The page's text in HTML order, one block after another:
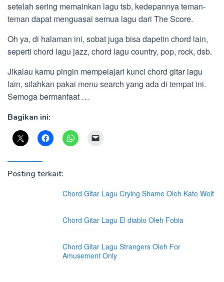
setelah sering memainkan lagu tsb, kedepannya teman-
teman dapat menguasai semua lagu dari The Score.
Oh ya, di halaman ini, sobat juga bisa dapetin chord lain,
seperti chord lagu jazz, chord lagu country, pop, rock, dsb.
Jikalau kamu pingin mempelajari kunci chord gitar lagu
lain, silahkan pakai menu search yang ada di tempat ini.
Semoga bermanfaat …
Bagikan ini:
Posting terkait:
Chord Gitar Lagu Crying Shame Oleh Kate Wolf
Chord Gitar Lagu El diablo Oleh Fobia
Chord Gitar Lagu Strangers Oleh For
Amusement Only